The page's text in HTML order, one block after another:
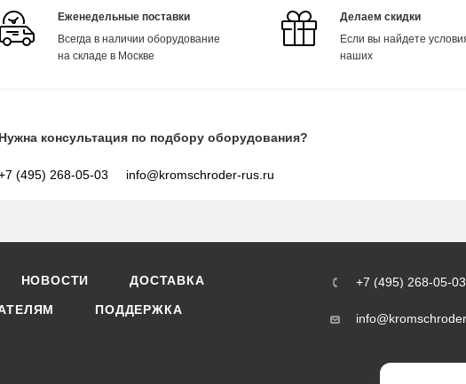
Еженедельные поставки
Всегда в наличии оборудование
на складе в Москве
Делаем скидки
Если вы найдете
наших
Нужна консультация по подбору оборудования?
(495) 268-05-03 info@kromschroder-rus.ru
НОВОСТИ ДОСТАВКА
ПОДДЕРЖКА
+7 (495) 268-05-03